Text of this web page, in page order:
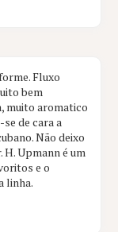
Fluxo
bem
muito aromatico
de cara a
Não deixo
Upmann é um
e o
linha.